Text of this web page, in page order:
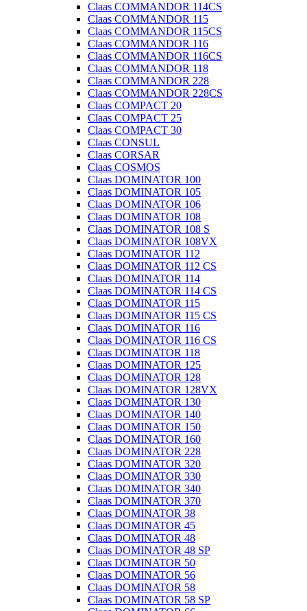
Claas COMMANDOR 114CS
Claas COMMANDOR 115
Claas COMMANDOR 115CS
Claas COMMANDOR 116
Claas COMMANDOR 116CS
Claas COMMANDOR 118
Claas COMMANDOR 228
Claas COMMANDOR 228CS
Claas COMPACT 20
Claas COMPACT 25
Claas COMPACT 30
Claas CONSUL
Claas CORSAR
Claas COSMOS
Claas DOMINATOR 100
Claas DOMINATOR 105
Claas DOMINATOR 106
Claas DOMINATOR 108
Claas DOMINATOR 108 S
Claas DOMINATOR 108VX
Claas DOMINATOR 112
Claas DOMINATOR 112 CS
Claas DOMINATOR 114
Claas DOMINATOR 114 CS
Claas DOMINATOR 115
Claas DOMINATOR 115 CS
Claas DOMINATOR 116
Claas DOMINATOR 116 CS
Claas DOMINATOR 118
Claas DOMINATOR 125
Claas DOMINATOR 128
Claas DOMINATOR 128VX
Claas DOMINATOR 130
Claas DOMINATOR 140
Claas DOMINATOR 150
Claas DOMINATOR 160
Claas DOMINATOR 228
Claas DOMINATOR 320
Claas DOMINATOR 330
Claas DOMINATOR 340
Claas DOMINATOR 370
Claas DOMINATOR 38
Claas DOMINATOR 45
Claas DOMINATOR 48
Claas DOMINATOR 48 SP
Claas DOMINATOR 50
Claas DOMINATOR 56
Claas DOMINATOR 58
Claas DOMINATOR 58 SP